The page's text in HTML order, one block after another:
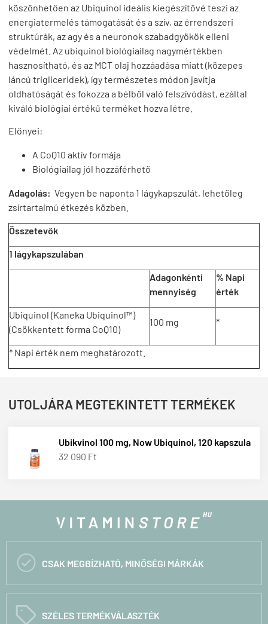
köszönhetően az Ubiquinol ideális kiegészítővé teszi az
energiatermelés támogatását és a szív, az érrendszeri
struktúrák, az agy és a neuronok szabadgyökök elleni
védelmét. Az ubiquinol biológiailag nagymértékben
hasznosítható, és az MCT olaj hozzáadása miatt (közepes
láncú trigliceridek), így természetes módon javítja
oldhatóságát és fokozza a bélből való felszívódást, ezáltal
kiváló biológiai értékű terméket hozva létre.
Előnyei:
A CoQ10 aktív formája
Biológiailag jól hozzáférhető
Adagolás: Vegyen be naponta 1 lágykapszulát, lehetőleg
zsírtartalmú étkezés közben.
Összetevők
1 lágykapszulában
Adagonkénti
mennyiség
% Napi
érték
Ubiquinol (Kaneka Ubiquinol™)
(Csökkentett forma CoQ10)
100 mg *
* Napi érték nem meghatározott.
UTOLJÁRA MEGTEKINTETT TERMÉKEK
Ubikvinol 100 mg, Now Ubiquinol, 120 kapszula
32 090 Ft
 CSAK MEGBÍZHATÓ, MINŐSÉGI MÁRKÁK
C SZÉLES TERMÉKVÁLASZTÉK